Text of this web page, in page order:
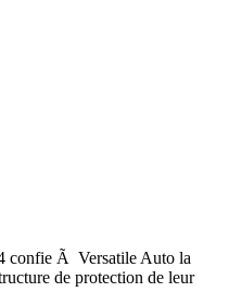
confie Ã Versatile Auto la
de protection de leur